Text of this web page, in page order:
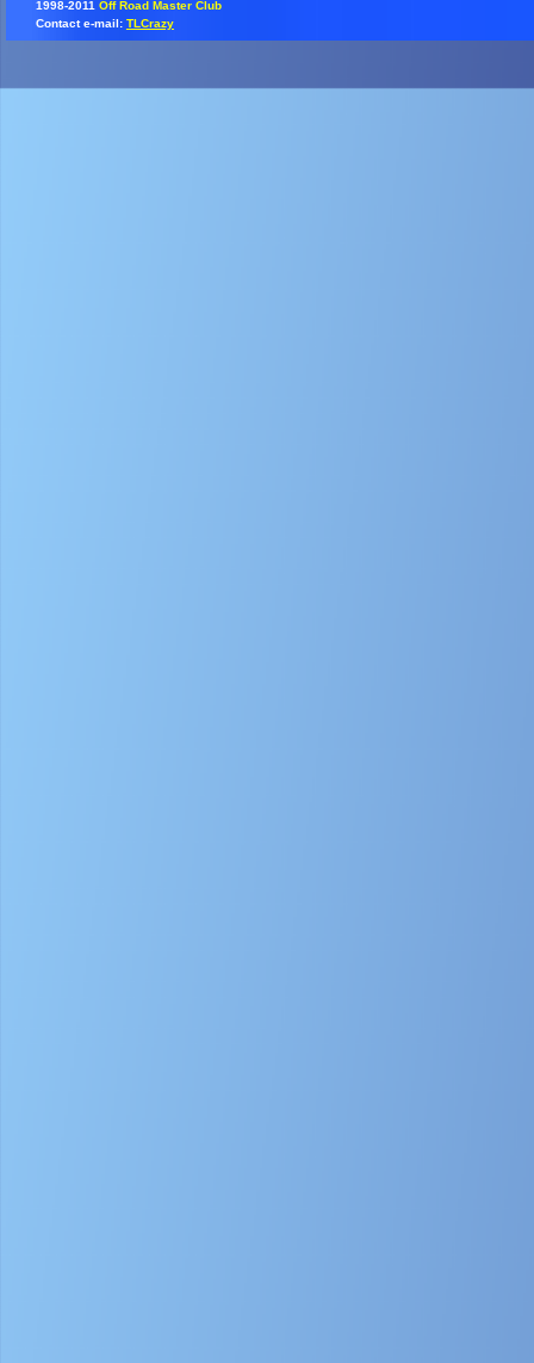
1998-2011 Off Road Master Club
Contact e-mail: TLCrazy